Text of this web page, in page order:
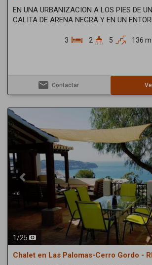
EN UNA URBANIZACION A LOS PIES DE
CALITA DE ARENA NEGRA Y EN UN
3 2 5 136 m
email Contactar
1/25
Chalet en Las Palomas-Cerro Gordo -